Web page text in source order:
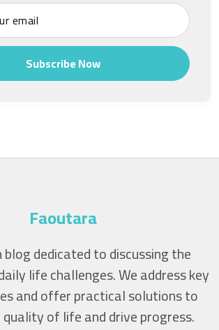
Subscribe Now
Faoutara
dedicated to discussing the
life challenges. We address key
and offer practical solutions to
of life and drive progress.